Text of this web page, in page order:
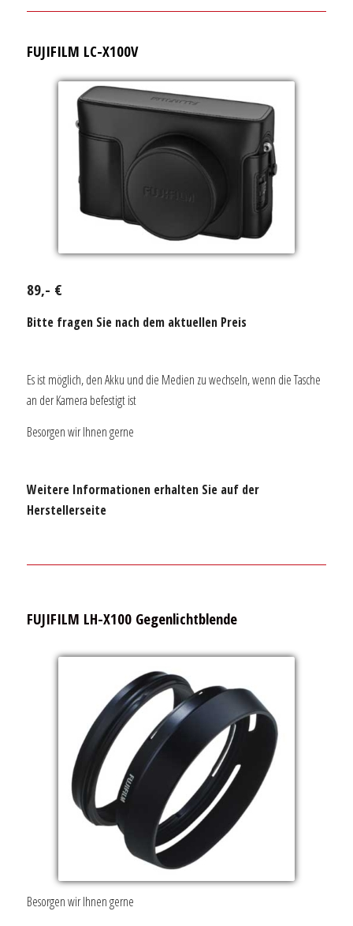
FUJIFILM LC-X100V
89,- €
Bitte fragen Sie nach dem aktuellen Preis
Es ist möglich, den Akku und die Medien zu wechseln, wenn die Tasche
an der Kamera befestigt ist
Besorgen wir Ihnen gerne
Weitere Informationen erhalten Sie auf der
Herstellerseite
FUJIFILM LH-X100 Gegenlichtblende
Besorgen wir Ihnen gerne